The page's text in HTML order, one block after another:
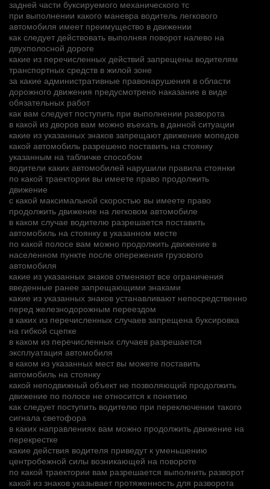
задней части буксируемого механического тс
при выполнении какого маневра водитель легкового
автомобиля имеет преимущество в движении
как следует действовать выполняя поворот налево на
двухполосной дороге
какие из перечисленных действий запрещены водителям
транспортных средств в жилой зоне
за какие административные правонарушения в области
дорожного движения предусмотрено наказание в виде
обязательных работ
как вам следует поступить при выполнении разворота
в какой из дворов вам можно въехать в данной ситуации
какие из указанных знаков запрещают движение мопедов
какой автомобиль разрешено поставить на стоянку
указанным на табличке способом
водители каких автомобилей нарушили правила стоянки
по какой траектории вы имеете право продолжить
движение
с какой максимальной скоростью вы имеете право
продолжить движение на легковом автомобиле
в каком случае водителю разрешается поставить
автомобиль на стоянку в указанном месте
по какой полосе вам можно продолжить движение в
населенном пункте после опережения грузового
автомобиля
какие из указанных знаков отменяют все ограничения
введенные ранее запрещающими знаками
какие из указанных знаков устанавливают непосредственно
перед железнодорожным переездом
в каких из перечисленных случаев запрещена буксировка
на гибкой сцепке
в каком из перечисленных случаев разрешается
эксплуатация автомобиля
в каком из указанных мест вы можете поставить
автомобиль на стоянку
какой неподвижный объект не позволяющий продолжить
движение по полосе не относится к понятию
как следует поступить водителю при переключении такого
сигнала светофора
в каких направлениях вам можно продолжить движение на
перекрестке
какие действия водителя приведут к уменьшению
центробежной силы возникающей на повороте
по какой траектории вам разрешается выполнить разворот
какой из знаков указывает протяженность для разворота